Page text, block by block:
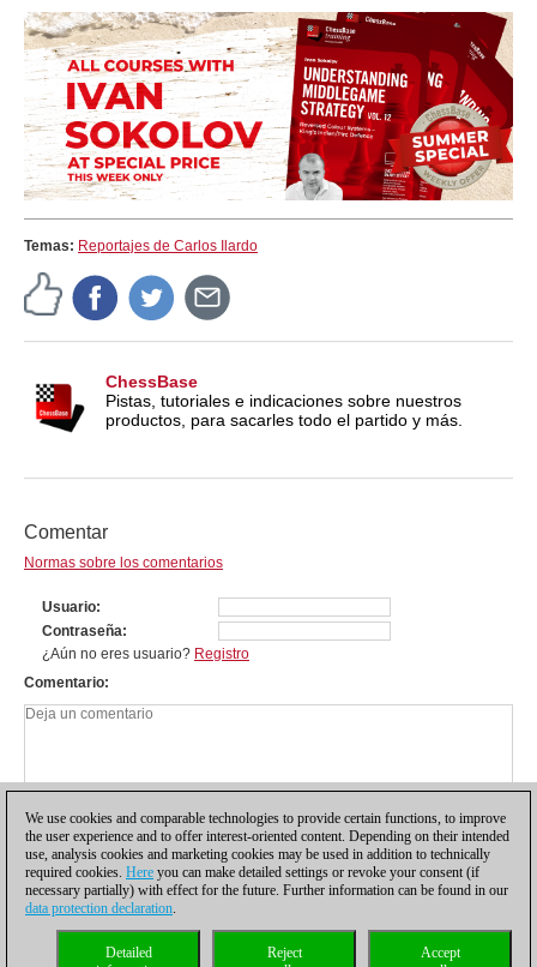
Temas: Reportajes de Carlos Ilardo
ChessBase
Pistas, tutoriales e indicaciones sobre nuestros
productos, para sacarles todo el partido y más.
Comentar
Normas sobre los comentarios
Usuario
Contraseña
¿Aún no eres usuario? Registro
Comentario
Política de privacidad |Para contactar Cookies Management
We use cookies and comparable technologies to provide certain functions, to improve
the user experience and to offer interest-oriented content. Depending on their intended
use, analysis cookies and marketing cookies may be used in addition to technically
required cookies. Here you can make detailed settings or revoke your consent (if
necessary partially) with effect for the future. Further information can be found in our
data protection declaration.
Accept
Reject
Detailed